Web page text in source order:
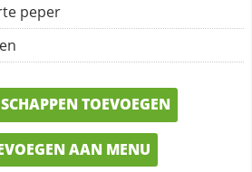
peper
TOEVOEGEN
AAN MENU